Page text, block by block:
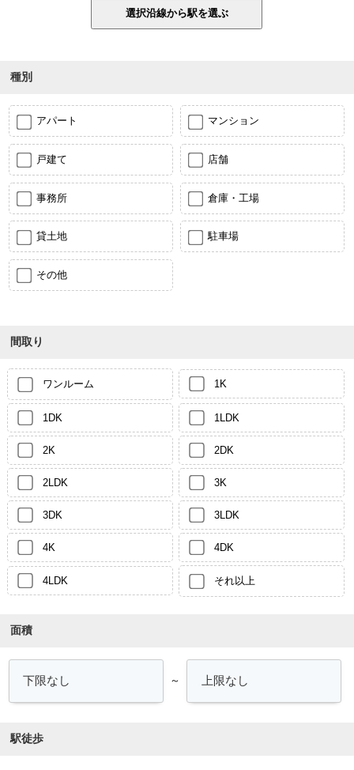
種別
アパート マンション
戸建て 店舗
事務所 倉庫・工場
貸土地 駐車場
その他
間取り
ワンルーム 1K
1DK 1LDK
2K 2DK
2LDK 3K
3DK 3LDK
4K 4DK
4LDK それ以上
面積
～
駅徒歩